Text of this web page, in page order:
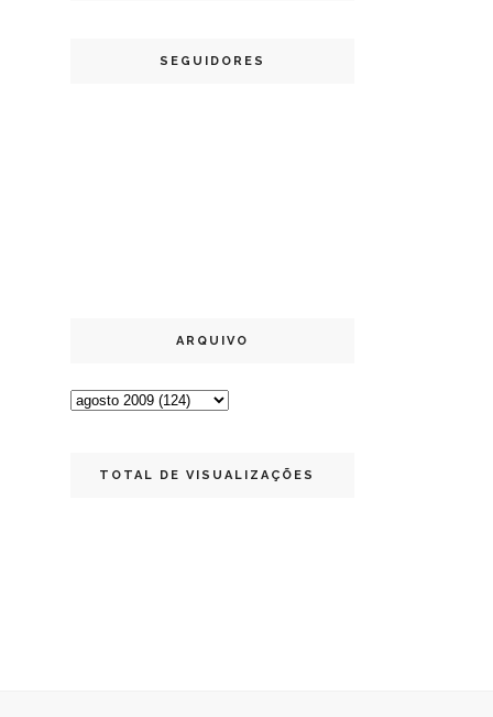
SEGUIDORES
ARQUIVO
TOTAL DE VISUALIZAÇÕES